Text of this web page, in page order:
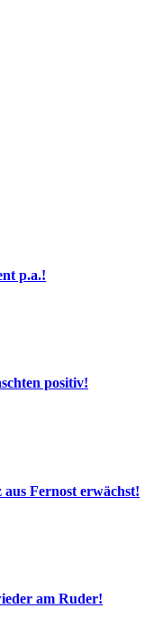
p.a.!
positiv!
Fernost erwächst!
am Ruder!